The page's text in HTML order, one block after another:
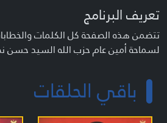
تعريف البرنامج
تتضمن هذه الصفحة كل الكلمات
لسماحة أمين عام حزب الله السيد حسن
باقي الحلقات